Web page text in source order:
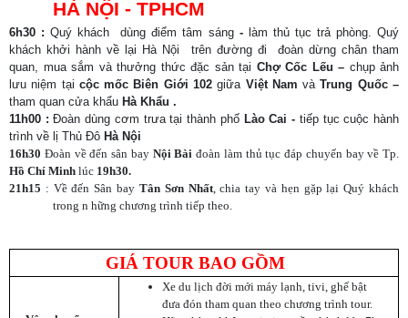
HÀ NỘI - TPHCM
6h30 : Quý khách dùng điểm tâm sáng- làm thủ tục trả phòng. Quý
khách khởi hành về lại Hà Nội
trên đường đi
đoàn dừng chân tham
quan, mua sắm và thưởng thức đặc sản tại Chợ Cốc Lếu – chụp ảnh
lưu niệm tại cộc mốc Biên Giới 102giữaViệt NamvàTrung Quốc –
tham quan cửa khẩu Hà Khẩu .
11h00 :Đoàn dùng cơm trưa tại thành phốLào Cai - tiếp tục cuộc hành
trình về lị Thủ Đô Hà Nội
16h30 Đoàn về đến sân bayNội Bài đoàn làm thủ tục đáp chuyến bay về Tp.
Hồ Chí Minh lúc 19h30.
21h15 : Về đến Sân bay Tân Sơn Nhất, chia tay và hẹn gặp lại Quý khách
trong n hững chương trình tiếp theo.
GIÁ TOUR BAO GỒM
Xe du lịch đời mới máy lạnh, tivi, ghế bật
đưa đón tham quan theo chương trình tour.